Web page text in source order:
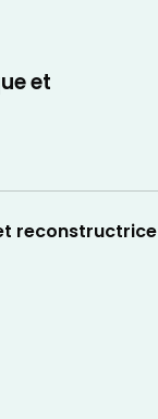
et
reconstructrice